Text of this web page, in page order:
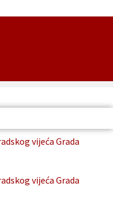
vijeća Grada
vijeća Grada